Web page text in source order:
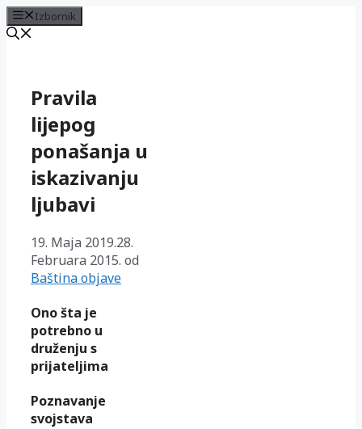
Izbornik
sadržajPravila
lijepog
ponašanja u
iskazivanju
ljubavi
19. Maja 2019.28.
Februara 2015. od
Baština objave
Ono šta je
potrebno u
druženju s
prijateljima
Poznavanje
svojstava